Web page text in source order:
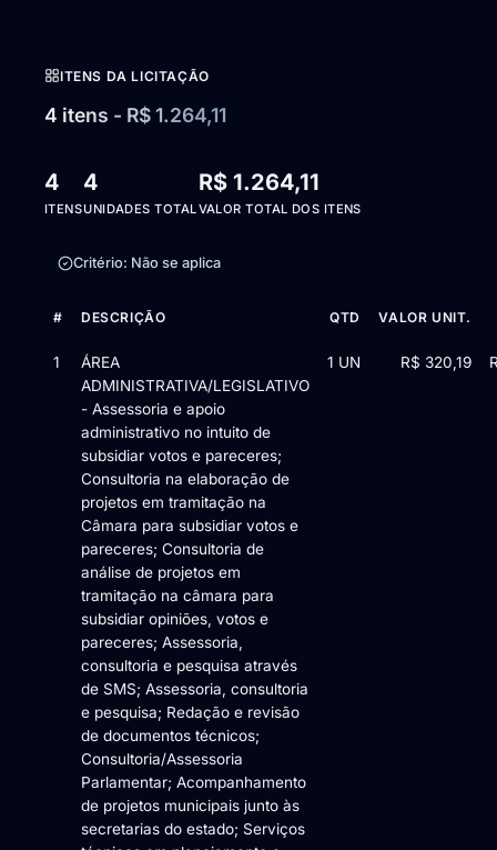
ITENS DA LICITAÇÃO
4 itens - R$ 1.264,11
4
ITENS
4
UNIDADES TOTAL
R$ 1.264,11
VALOR TOTAL DOS ITENS
Critério: Não se aplica
Itens da licitação Edital de Chamamento Público nº 001/
# DESCRIÇÃO QTD VALOR UNIT.
1
ÁREA
ADMINISTRATIVA/LEGISLATIVO
- Assessoria e apoio
administrativo no intuito de
subsidiar votos e pareceres;
Consultoria na elaboração de
projetos em tramitação na
Câmara para subsidiar votos e
pareceres; Consultoria de
análise de projetos em
tramitação na câmara para
subsidiar opiniões, votos e
pareceres; Assessoria,
consultoria e pesquisa através
de SMS; Assessoria, consultoria
e pesquisa; Redação e revisão
de documentos técnicos;
Consultoria/Assessoria
Parlamentar; Acompanhamento
de projetos municipais junto às
secretarias do estado; Serviços
1 UN R$ 320,19